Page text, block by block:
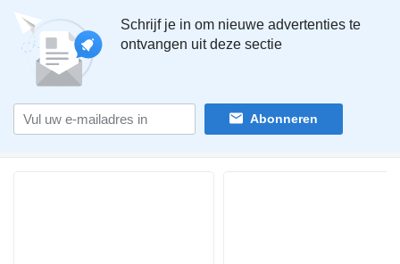
Schrijf je in om nieuwe advertenties te
ontvangen uit deze sectie
Abonneren